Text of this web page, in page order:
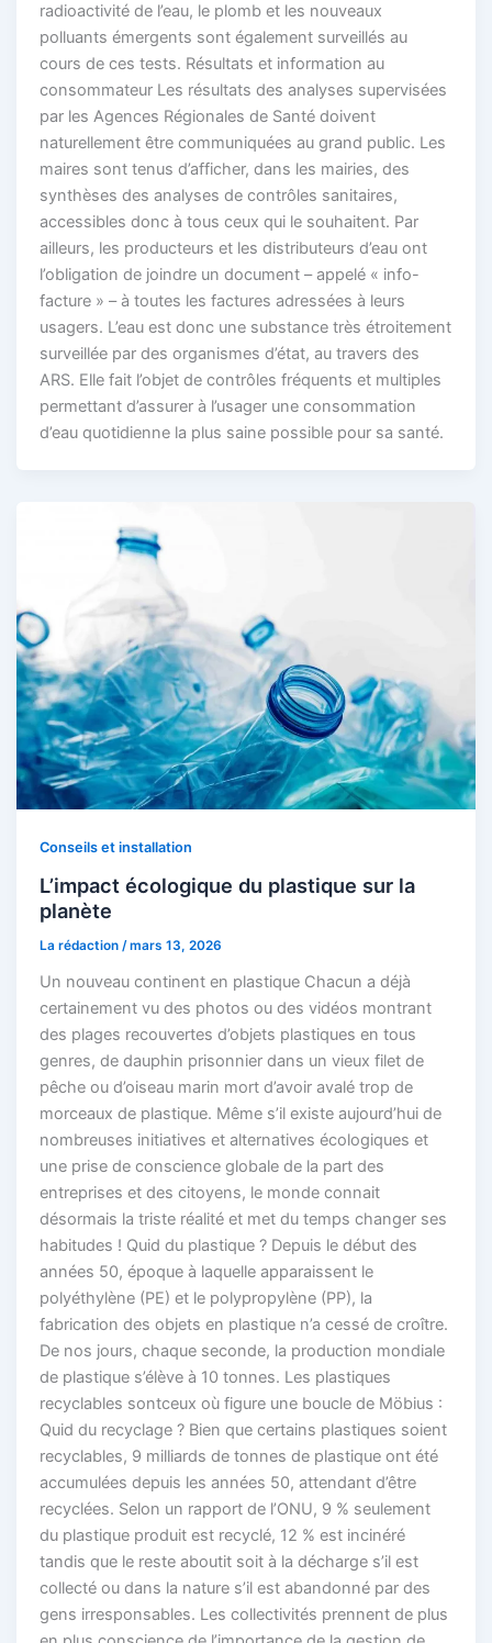
radioactivité de l’eau, le plomb et les nouveaux
polluants émergents sont également surveillés au
cours de ces tests. Résultats et information au
consommateur Les résultats des analyses supervisées
par les Agences Régionales de Santé doivent
naturellement être communiquées au grand public. Les
maires sont tenus d’afficher, dans les mairies, des
synthèses des analyses de contrôles sanitaires,
accessibles donc à tous ceux qui le souhaitent. Par
ailleurs, les producteurs et les distributeurs d’eau ont
l’obligation de joindre un document – appelé « info-
facture » – à toutes les factures adressées à leurs
usagers. L’eau est donc une substance très étroitement
surveillée par des organismes d’état, au travers des
ARS. Elle fait l’objet de contrôles fréquents et multiples
permettant d’assurer à l’usager une consommation
d’eau quotidienne la plus saine possible pour sa santé.
Conseils et installation
L’impact écologique du plastique sur la
planète
La rédaction/mars 13, 2026
Un nouveau continent en plastique Chacun a déjà
certainement vu des photos ou des vidéos montrant
des plages recouvertes d’objets plastiques en tous
genres, de dauphin prisonnier dans un vieux filet de
pêche ou d’oiseau marin mort d’avoir avalé trop de
morceaux de plastique. Même s’il existe aujourd’hui de
nombreuses initiatives et alternatives écologiques et
une prise de conscience globale de la part des
entreprises et des citoyens, le monde connait
désormais la triste réalité et met du temps changer ses
habitudes ! Quid du plastique ? Depuis le début des
années 50, époque à laquelle apparaissent le
polyéthylène (PE) et le polypropylène (PP), la
fabrication des objets en plastique n’a cessé de croître.
De nos jours, chaque seconde, la production mondiale
de plastique s’élève à 10 tonnes. Les plastiques
recyclables sontceux où figure une boucle de Möbius :
Quid du recyclage ? Bien que certains plastiques soient
recyclables, 9 milliards de tonnes de plastique ont été
accumulées depuis les années 50, attendant d’être
recyclées. Selon un rapport de l’ONU, 9 % seulement
du plastique produit est recyclé, 12 % est incinéré
tandis que le reste aboutit soit à la décharge s’il est
collecté ou dans la nature s’il est abandonné par des
gens irresponsables. Les collectivités prennent de plus